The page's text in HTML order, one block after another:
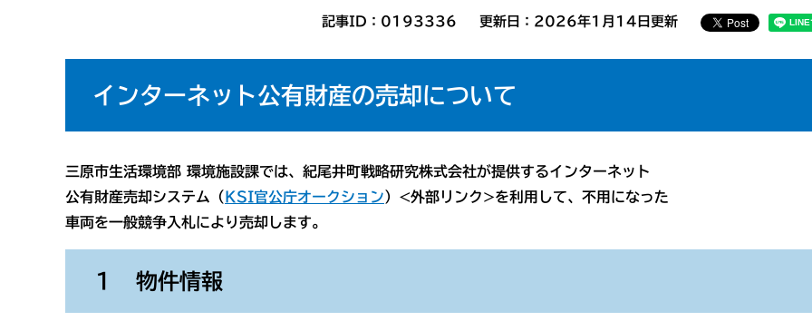
記事ID：0193336 更新日：2026年1月14日更新
インターネット公有財産の売却について
三原市生活環境部 環境施設課では、紀尾井町戦略研究株式会社が提供するインターネット
公有財産売却システム（ KSI官公庁オークション）<外部リンク>を利用して、不用になった
車両を一般競争入札により売却します。
１ 物件情報